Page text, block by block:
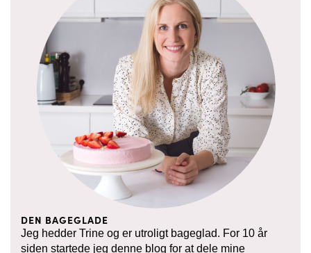
DEN BAGEGLADE
Jeg hedder Trine og er utroligt bageglad. For 10 år
siden startede jeg denne blog for at dele mine